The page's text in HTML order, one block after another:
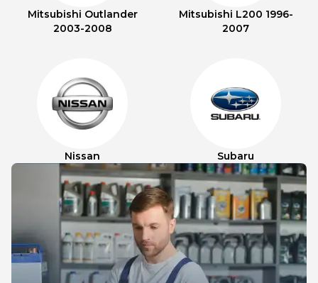
Mitsubishi Outlander
2003-2008
Mitsubishi L200 1996-
2007
Nissan Subaru